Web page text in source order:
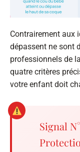
Contrairement aux
dépassent ne sont
professionnels de
quatre critères
votre enfant doit
Signal